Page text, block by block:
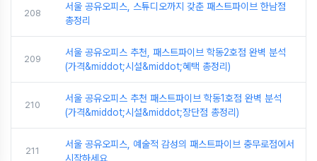
208
서울 공유오피스, 스튜디오까지 갖춘 패스트파이브 한남점
총정리
209
서울 공유오피스 추천, 패스트파이브 학동2호점 완벽 분석
(가격&middot;시설&middot;혜택 총정리)
210
서울 공유오피스 추천 패스트파이브 학동1호점 완벽 분석
(가격&middot;시설&middot;장단점 총정리)
211
서울 공유오피스, 예술적 감성의 패스트파이브 충무로점에서
시작하세요